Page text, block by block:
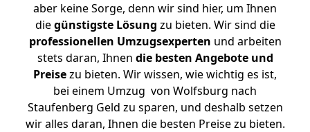
aber keine Sorge, denn wir sind hier, um Ihnen
diegünstigste Lösung zu bieten. Wir sind die
professionellen Umzugsexperten und arbeiten
stets daran, Ihnen die besten Angebote und
Preisezu bieten. Wir wissen, wie wichtig es ist,
bei einem Umzug von Wolfsburg nach
Staufenberg Geld zu sparen, und deshalb setzen
wir alles daran, Ihnen die besten Preise zu bieten.